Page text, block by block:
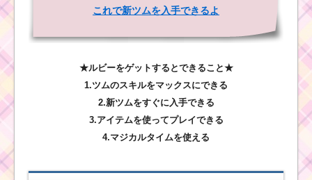
これで新ツムを入手できるよ
★ルビーをゲットするとできること★
1.ツムのスキルをマックスにできる
2.新ツムをすぐに入手できる
3.アイテムを使ってプレイできる
4.マジカルタイムを使える